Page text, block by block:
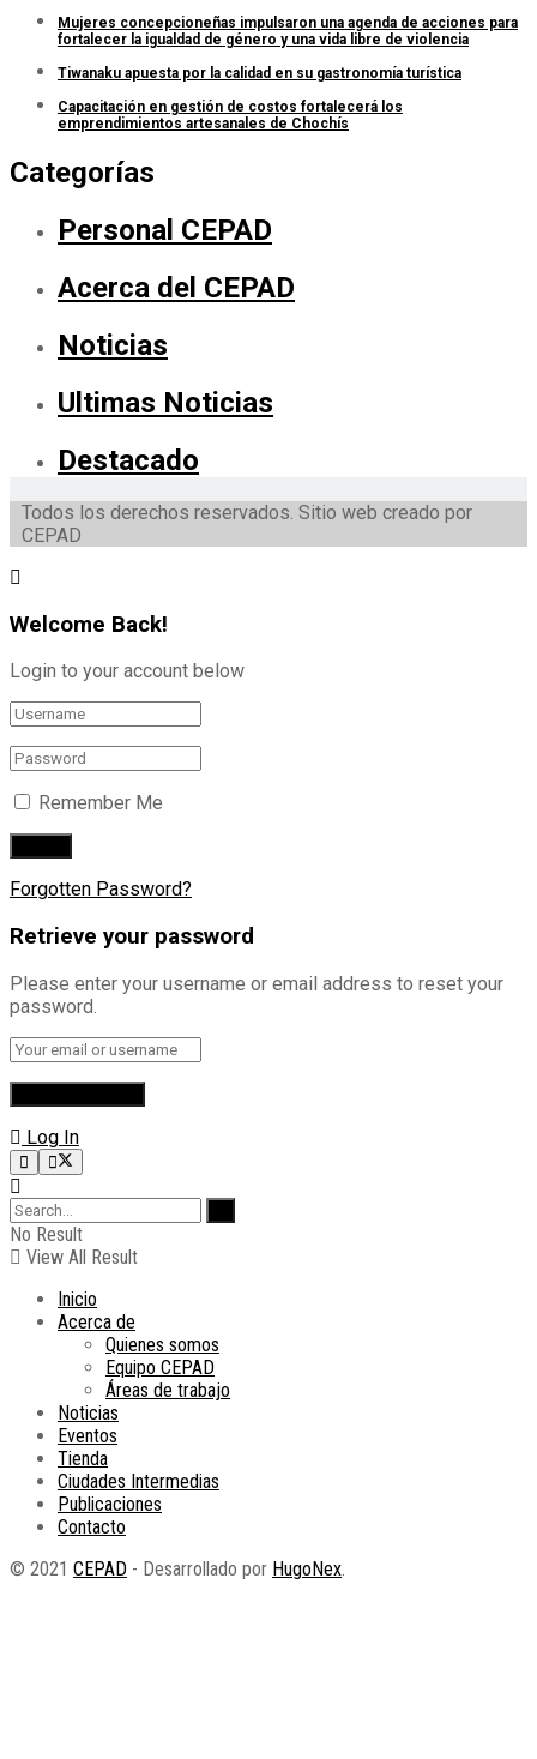
Mujeres concepcioneñas impulsaron una agenda de acciones para
fortalecer la igualdad de género y una vida libre de violencia
Tiwanaku apuesta por la calidad en su gastronomía turística
Capacitación en gestión de costos fortalecerá los
emprendimientos artesanales de Chochís
Categorías
Personal CEPAD
Acerca del CEPAD
Noticias
Ultimas Noticias
Destacado
Todos los derechos reservados. Sitio web creado por
CEPAD
Welcome Back!
Login to your account below
Remember Me
Forgotten Password?
Retrieve your password
Please enter your username or email address to reset your
password.
Log In
No Result
View All Result
Inicio
Acerca de
Quienes somos
Equipo CEPAD
Áreas de trabajo
Noticias
Eventos
Tienda
Ciudades Intermedias
Publicaciones
Contacto
© 2021 CEPAD - Desarrollado por HugoNex.